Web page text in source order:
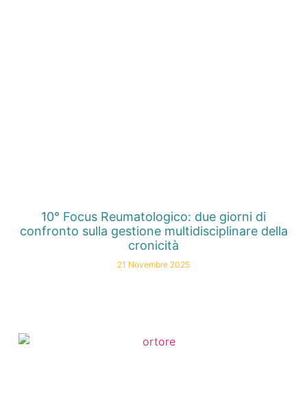
10° Focus Reumatologico: due giorni di
confronto sulla gestione multidisciplinare della
cronicità
21 Novembre 2025